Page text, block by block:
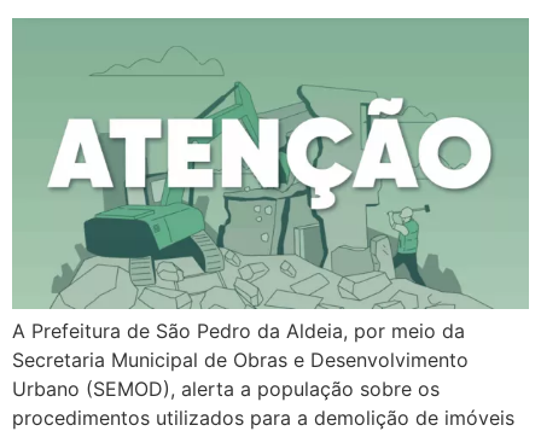
A Prefeitura de São Pedro da Aldeia, por meio da
Secretaria Municipal de Obras e Desenvolvimento
Urbano (SEMOD), alerta a população sobre os
procedimentos utilizados para a demolição de imóveis